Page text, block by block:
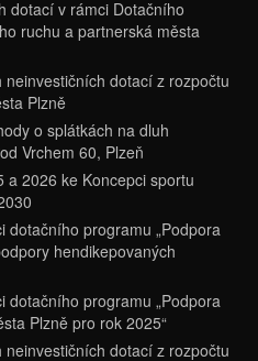
dotací v rámci Dotačního
ruchu a partnerská města
dotací z rozpočtu
Plzně
o splátkách na dluh
Vrchem 60, Plzeň
2026 ke Koncepci sportu
programu „Podpora
hendikepovaných
programu „Podpora
Plzně pro rok 2025“
dotací z rozpočtu